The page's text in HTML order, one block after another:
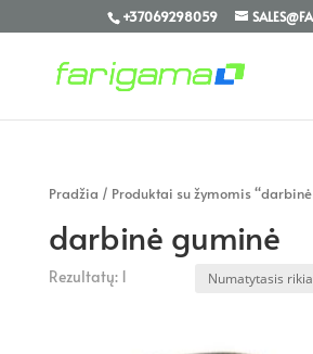
+37069298059
Pradžia / Produktai su žymomis
darbinė guminė
Rezultatų: 1